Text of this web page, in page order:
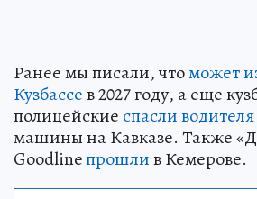
Ранее мы писали, чтоможет
Кузбассев 2027 году, а еще
полицейские спасли водителя
машины на Кавказе. Также
Goodlineпрошлив Кемерове.